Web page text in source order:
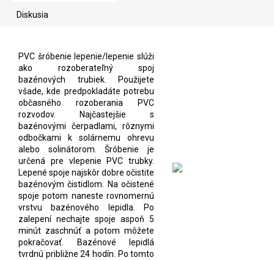
Diskusia
PVC šróbenie lepenie/lepenie slúži
ako rozoberateľný spoj
bazénových trubiek. Použijete
všade, kde predpokladáte potrebu
občasného rozoberania PVC
rozvodov. Najčastejšie s
bazénovými čerpadlami, rôznymi
odbočkami k solárnemu ohrevu
alebo solinátorom. Šróbenie je
určená pre vlepenie PVC trubky.
Lepené spoje najskôr dobre očistite
bazénovým čistidlom. Na očistené
spoje potom naneste rovnomernú
vrstvu bazénového lepidla. Po
zalepení nechajte spoje aspoň 5
minút zaschnúť a potom môžete
pokračovať. Bazénové lepidlá
tvrdnú približne 24 hodín. Po tomto